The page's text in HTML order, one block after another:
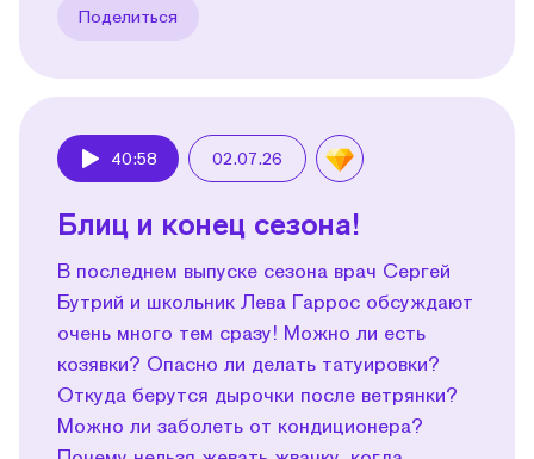
Поделиться
40:58 02.07.26
Блиц и конец сезона!
В последнем выпуске сезона врач Сергей
Бутрий и школьник Лева Гаррос обсуждают
очень много тем сразу! Можно ли есть
козявки? Опасно ли делать татуировки?
Откуда берутся дырочки после ветрянки?
Можно ли заболеть от кондиционера?